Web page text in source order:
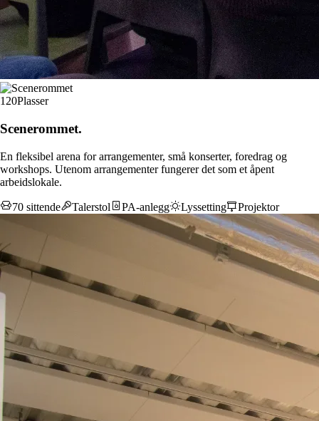
120Plasser
Scene­rommet.
En fleksibel arena for arrangementer, små konserter, foredrag og
workshops. Utenom arrangementer fungerer det som et åpent
arbeidslokale.
70 sittende Talerstol PA-anlegg Lyssetting Projektor